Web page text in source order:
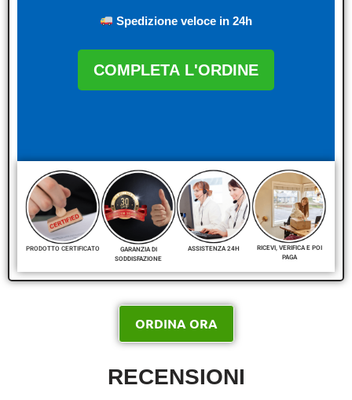
Spedizione veloce in 24h
COMPLETA L'ORDINE
PRODOTTO CERTIFICATO
GARANZIA DI
SODDISFAZIONE
ASSISTENZA 24H
RICEVI, VERIFICA E POI
PAGA
ORDINA ORA
RECENSIONI